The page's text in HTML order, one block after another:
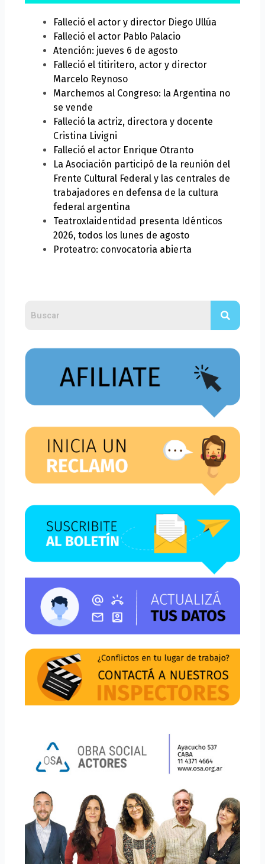
Falleció el actor y director Diego Ullúa
Falleció el actor Pablo Palacio
Atención: jueves 6 de agosto
Falleció el titiritero, actor y director
Marcelo Reynoso
Marchemos al Congreso: la Argentina no
se vende
Falleció la actriz, directora y docente
Cristina Livigni
Falleció el actor Enrique Otranto
La Asociación participó de la reunión del
Frente Cultural Federal y las centrales de
trabajadores en defensa de la cultura
federal argentina
Teatroxlaidentidad presenta Idénticos
2026, todos los lunes de agosto
Proteatro: convocatoria abierta